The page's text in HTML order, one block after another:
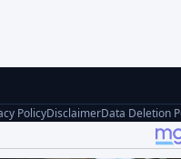
PolicyDisclaimerData Deletion